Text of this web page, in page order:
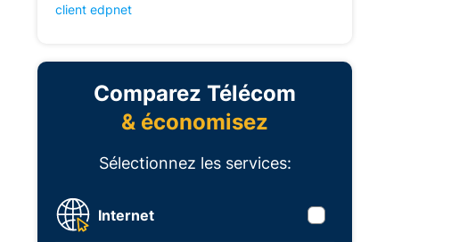
client edpnet
Comparez Télécom
& économisez
Sélectionnez les services:
Internet